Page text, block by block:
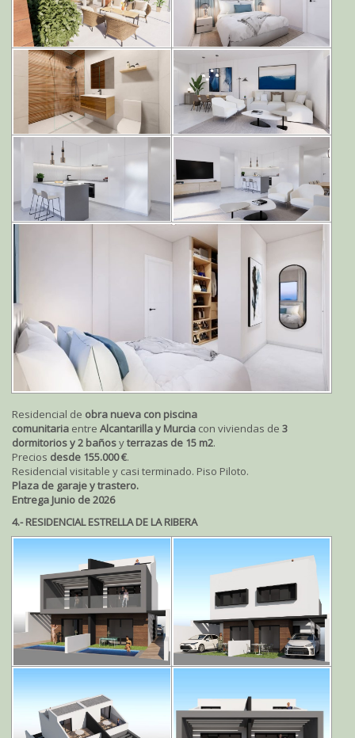
Residencial de obra nueva con piscina
comunitaria entre Alcantarilla y Murcia con viviendas de 3
dormitorios y 2 bañosyterrazas de 15 m2.
Precios desde 155.000 €.
Residencial visitable y casi terminado. Piso Piloto.
Plaza de garaje y trastero.
Entrega Junio de 2026
4.- RESIDENCIAL ESTRELLA DE LA RIBERA